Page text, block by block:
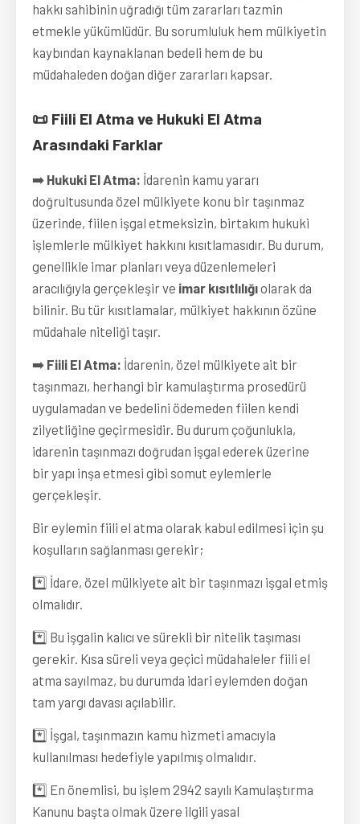
hakkı sahibinin uğradığı tüm zararları tazmin
etmekle yükümlüdür. Bu sorumluluk hem mülkiyetin
kaybından kaynaklanan bedeli hem de bu
müdahaleden doğan diğer zararları kapsar.
📜 Fiili El Atma ve Hukuki El Atma
Arasındaki Farklar
➡️ Hukuki El Atma: İdarenin kamu yararı
doğrultusunda özel mülkiyete konu bir taşınmaz
üzerinde, fiilen işgal etmeksizin, birtakım hukuki
işlemlerle mülkiyet hakkını kısıtlamasıdır. Bu durum,
genellikle imar planları veya düzenlemeleri
aracılığıyla gerçekleşir ve imar kısıtlılığıolarak da
bilinir. Bu tür kısıtlamalar, mülkiyet hakkının özüne
müdahale niteliği taşır.
➡️ Fiili El Atma: İdarenin, özel mülkiyete ait bir
taşınmazı, herhangi bir kamulaştırma prosedürü
uygulamadan ve bedelini ödemeden fiilen kendi
zilyetliğine geçirmesidir. Bu durum çoğunlukla,
idarenin taşınmazı doğrudan işgal ederek üzerine
bir yapı inşa etmesi gibi somut eylemlerle
gerçekleşir.
Bir eylemin fiili el atma olarak kabul edilmesi için şu
koşulların sağlanması gerekir;
*️⃣ İdare, özel mülkiyete ait bir taşınmazı işgal etmiş
olmalıdır.
*️⃣ Bu işgalin kalıcı ve sürekli bir nitelik taşıması
gerekir. Kısa süreli veya geçici müdahaleler fiili el
atma sayılmaz, bu durumda idari eylemden doğan
tam yargı davası açılabilir.
*️⃣ İşgal, taşınmazın kamu hizmeti amacıyla
kullanılması hedefiyle yapılmış olmalıdır.
*️⃣ En önemlisi, bu işlem 2942 sayılı Kamulaştırma
Kanunu başta olmak üzere ilgili yasal